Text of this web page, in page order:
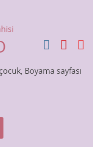
ve Sureler
– çocuk ilahisi
İlahileri Dinle –
Boyama sayfası